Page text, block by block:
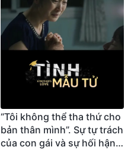
“Tôi không thể tha thứ cho
bản thân mình”. Sự tự trách
của con gái và sự hối hận